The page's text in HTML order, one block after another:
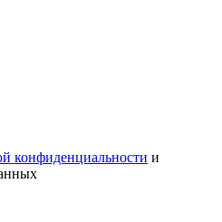
конфиденциальности и